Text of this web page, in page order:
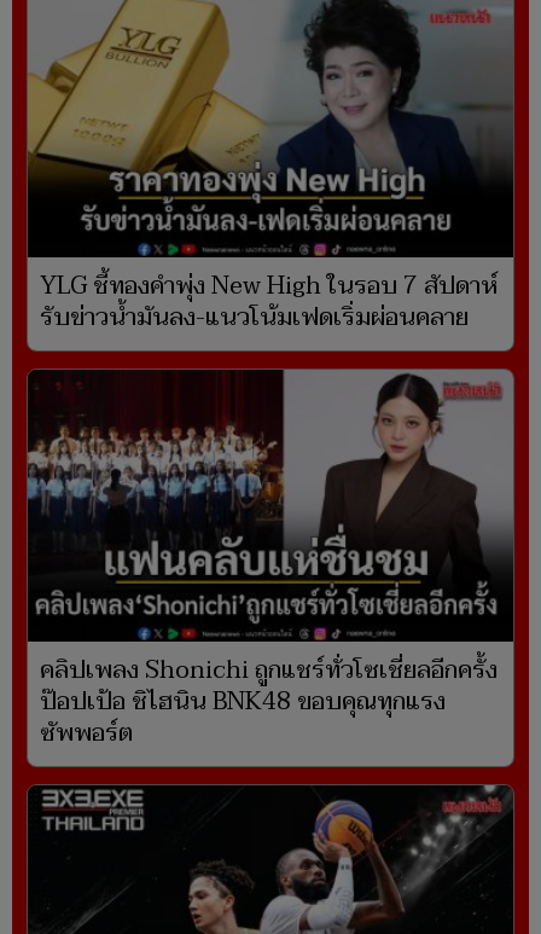
YLG ชี้ทองคำพุ่ง New High ในรอบ 7 สัปดาห์
รับข่าวน้ำมันลง-แนวโน้มเฟดเริ่มผ่อนคลาย
คลิปเพลง Shonichi ถูกแชร์ทั่วโซเชี่ยลอีกครั้ง
ป๊อปเป้อ ชิไฮนิน BNK48 ขอบคุณทุกแรง
ซัพพอร์ต